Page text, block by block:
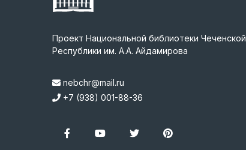
Проект Национальной библиотеки Чеченской
Республики им. А.А. Айдамирова
nebchr@mail.ru
+7 (938) 001-88-36